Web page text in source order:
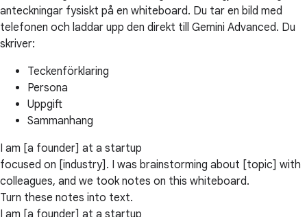
anteckningar fysiskt på en whiteboard. Du tar en bild med
telefonen och laddar upp den direkt till Gemini Advanced. Du
skriver:
Teckenförklaring
Persona
Uppgift
Sammanhang
I am [a founder] at a startup
focused on [industry]. I was brainstorming about [topic] with
colleagues, and we took notes on this whiteboard.
Turn these notes into text.